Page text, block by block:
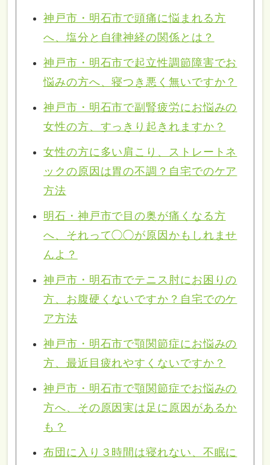
神戸市・明石市で頭痛に悩まれる方
へ、塩分と自律神経の関係とは？
神戸市・明石市で起立性調節障害でお
悩みの方へ、寝つき悪く無いですか？
神戸市・明石市で副腎疲労にお悩みの
女性の方、すっきり起きれますか？
女性の方に多い肩こり、ストレートネ
ックの原因は胃の不調？自宅でのケア
方法
明石・神戸市で目の奥が痛くなる方
へ、それって◯◯が原因かもしれませ
んよ？
神戸市・明石市でテニス肘にお困りの
方、お腹硬くないですか？自宅でのケ
ア方法
神戸市・明石市で顎関節症にお悩みの
方、最近目疲れやすくないですか？
神戸市・明石市で顎関節症でお悩みの
方へ、その原因実は足に原因があるか
も？
布団に入り３時間は寝れない、不眠に